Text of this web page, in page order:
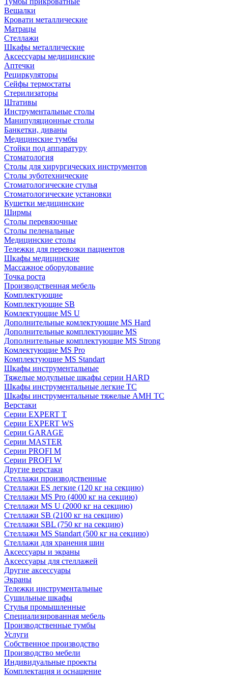
Вешалки
Кровати металлические
Матрацы
Стеллажи
Шкафы металлические
Аксессуары медицинские
Аптечки
Рециркуляторы
Сейфы термостаты
Стерилизаторы
Штативы
Инструментальные столы
Манипуляционные столы
Банкетки, диваны
Медицинские тумбы
Стойки под аппаратуру
Стоматология
Столы для хирургических инструментов
Столы зуботехнические
Стоматологические стулья
Стоматологические установки
Кушетки медицинские
Ширмы
Столы перевязочные
Столы пеленальные
Медицинские столы
Тележки для перевозки пациентов
Шкафы медицинские
Массажное оборудование
Точка роста
Производственная мебель
Комплектующие
Комплектующие SB
Комлектующие MS U
Дополнительные комлектующие MS Hard
Дополнительные комплектующие MS
Дополнительные комплектующие MS Strong
Комлектующие MS Pro
Комплектующие MS Standart
Шкафы инструментальные
Тяжелые модульные шкафы серии HARD
Шкафы инструментальные легкие ТС
Шкафы инструментальные тяжелые AMH TC
Верстаки
Серии EXPERT T
Серии EXPERT WS
Серии GARAGE
Серии MASTER
Серии PROFI M
Серии PROFI W
Другие верстаки
Стеллажи производственные
Стеллажи ES легкие (120 кг на секцию)
Стеллажи MS Pro (4000 кг на секцию)
Стеллажи MS U (2000 кг на секцию)
Стеллажи SB (2100 кг на секцию)
Стеллажи SBL (750 кг на секцию)
Стеллажи MS Standart (500 кг на секцию)
Стеллажи для хранения шин
Аксессуары и экраны
Аксессуары для стеллажей
Другие аксессуары
Экраны
Тележки инструментальные
Сушильные шкафы
Стулья промышленные
Специализированная мебель
Производственные тумбы
Услуги
Собственное производство
Производство мебели
Индивидуальные проекты
Комплектация и оснащение